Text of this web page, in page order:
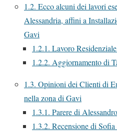
1.2. Ecco alcuni dei lavori
Alessandria, affini a
Gavi
1.2.1. Lavoro
1.2.2. Aggiornamento di
1.3. Opinioni dei Clienti di
nella zona di Gavi
1.3.1. Parere di
1.3.2. Recensione di